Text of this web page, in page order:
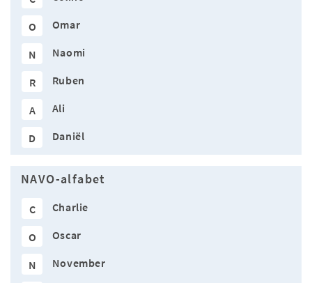
O Omar
N Naomi
R Ruben
A Ali
D Daniël
NAVO-alfabet
C Charlie
O Oscar
N November